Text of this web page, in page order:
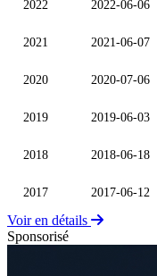
2022 2022-06-06
2021 2021-06-07
2020 2020-07-06
2019 2019-06-03
2018 2018-06-18
2017 2017-06-12
Voir en détails
Sponsorisé